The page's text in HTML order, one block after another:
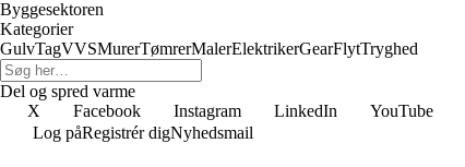
Byggesektoren
Kategorier
GulvTagVVSMurerTømrerMalerElektrikerGearFlytTryghed
Del og spred varme
X
Facebook Instagram LinkedIn YouTube
Log påRegistrér digNyhedsmail